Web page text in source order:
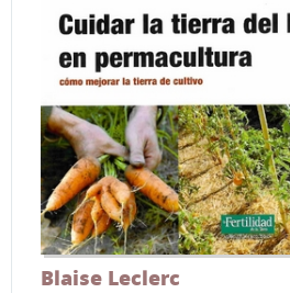
Blaise Leclerc